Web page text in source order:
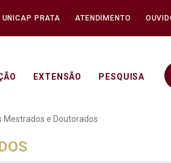
UNICAP PRATA ATENDIMENTO
EXTENSÃO PESQUISA
-
Mestrados e Doutorados